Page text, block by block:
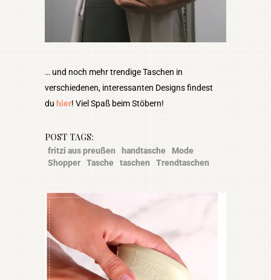
… und noch mehr trendige Taschen in
verschiedenen, interessanten Designs findest
du hier! Viel Spaß beim Stöbern!
POST TAGS:
fritzi aus preußen handtasche
Mode
Shopper
Tasche taschen Trendtaschen